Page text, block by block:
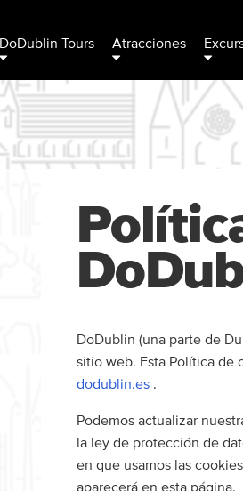
DoDublin Tours Atracciones
DoDublin (una parte de
sitio web. Esta Política de
dodublin.es .
Podemos actualizar
la ley de protección de
en que usamos las
aparecerá en esta página.